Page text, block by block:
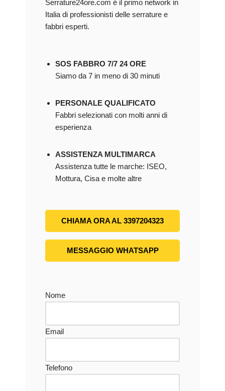
Serrature24ore.com è il primo network in
Italia di professionisti delle serrature e
fabbri esperti.
SOS FABBRO 7/7 24 ORE
Siamo da 7 in meno di 30 minuti
PERSONALE QUALIFICATO
Fabbri selezionati con molti anni di
esperienza
ASSISTENZA MULTIMARCA
Assistenza tutte le marche: ISEO,
Mottura, Cisa e molte altre
CHIAMA ORA AL 3397204323
MESSAGGIO WHATSAPP
Nome
Email
Telefono